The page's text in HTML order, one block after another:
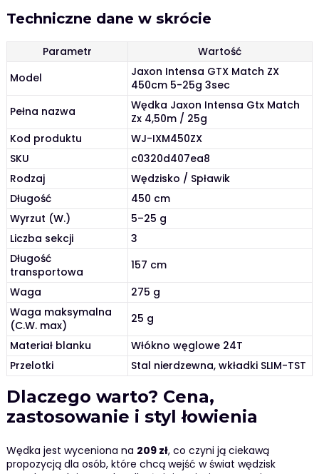
Techniczne dane w skrócie
Parametr
Wartość
Model
Jaxon Intensa GTX Match ZX
450cm 5-25g 3sec
Pełna nazwa
Wędka Jaxon Intensa Gtx Match
Zx 4,50m / 25g
Kod produktu
WJ-IXM450ZX
SKU
c0320d407ea8
Rodzaj
Wędzisko / Spławik
Długość
450 cm
Wyrzut (W.)
5–25 g
Liczba sekcji
3
Długość
transportowa
157 cm
Waga
275 g
Waga maksymalna
(C.W. max)
25 g
Materiał blanku
Włókno węglowe 24T
Przelotki
Stal nierdzewna, wkładki SLIM-TST
Dlaczego warto? Cena,
zastosowanie i styl łowienia
Wędka jest wyceniona na 209 zł, co czyni ją ciekawą
propozycją dla osób, które chcą wejść w świat wędzisk